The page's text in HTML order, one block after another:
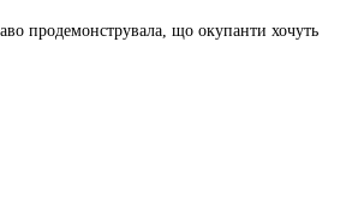
продемонструвала, що окупанти хочуть